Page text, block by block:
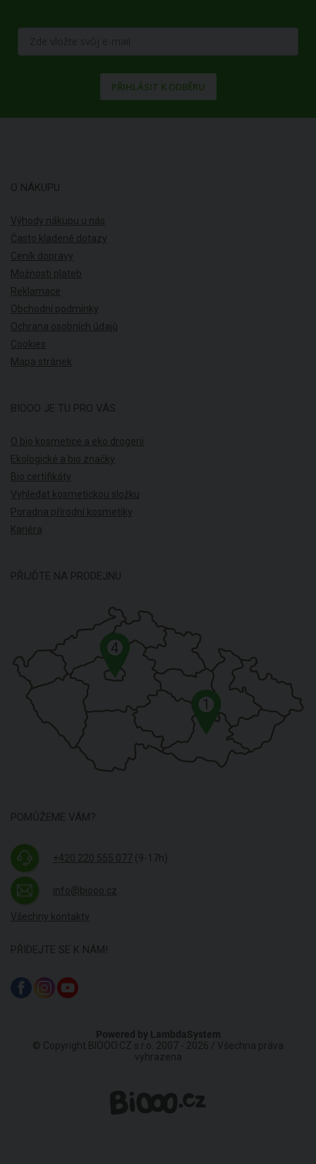
PŘIHLÁSIT K ODBĚRU
O NÁKUPU
Výhody nákupu u nás
Často kladené dotazy
Ceník dopravy
Možnosti plateb
Reklamace
Obchodní podmínky
Ochrana osobních údajů
Cookies
Mapa stránek
BIOOO JE TU PRO VÁS
O bio kosmetice a eko drogerii
Ekologické a bio značky
Bio certifikáty
Vyhledat kosmetickou složku
Poradna přírodní kosmetiky
Kariéra
PŘIJĎTE NA PRODEJNU
1
4
POMŮŽEME VÁM?
+420 220 555 077 (9-17h)
info@biooo.cz
Všechny kontakty
PŘIDEJTE SE K NÁM!
Powered by LambdaSystem
© Copyright BIOOO.CZ s.r.o. 2007 - 2026 / Všechna práva
vyhrazena